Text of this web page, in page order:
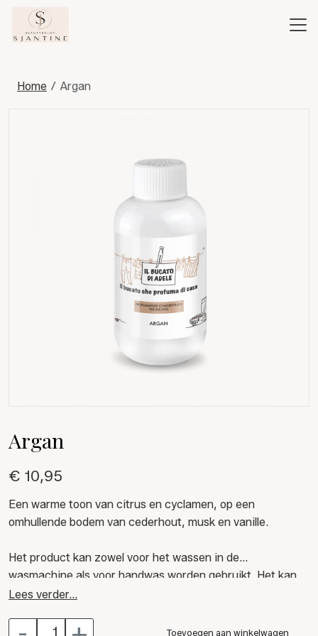
Home Argan
Argan
€ 10,95
Een warme toon van citrus en cyclamen, op een
omhullende bodem van cederhout, musk en vanille.
Het product kan zowel voor het wassen in de
wasmachine als voor handwas worden gebruikt. Het kan
voor alle soorten stoffen worden gebruikt.
IN DE WASMACHINE: gebruik de dop als dispenser, giet
Lees verder...
Toevoegen aan winkelwagen